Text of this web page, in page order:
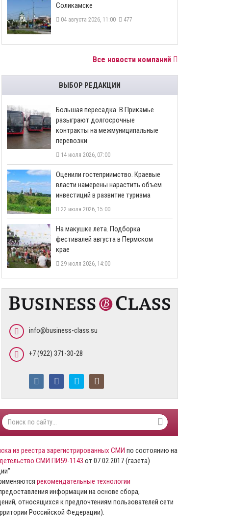
Соликамске
04 августа 2026, 11:00 477
Все новости компаний
ВЫБОР РЕДАКЦИИ
Большая пересадка. В Прикамье
разыграют долгосрочные
контракты на межмуниципальные
перевозки
14 июля 2026, 07:00
Оценили гостеприимство. Краевые
власти намерены нарастить объем
инвестиций в развитие туризма
22 июля 2026, 15:00
На макушке лета. Подборка
фестивалей августа в Пермском
крае
29 июля 2026, 14:00
info@business-class.su
+7 (922) 371-30-28
из реестра зарегистрированных СМИ по состоянию на
СМИ ПИ59-1143 от 07.02.2017 (газета)
рекомендательные технологии
информации на основе сбора,
относящихся к предпочтениям пользователей сети
Российской Федерации).